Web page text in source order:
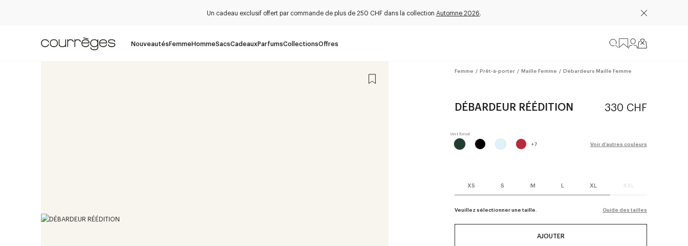
Un cadeau exclusif offert par commande de plus de 250 CHF dans la collection Automne 2026.
NouveautésFemmeHommeSacsCadeauxParfumsCollectionsOffres
Femme / Prêt-à-porter / Maille Femme / Débardeurs Maille Femme
DÉBARDEUR RÉÉDITION 330 CHF
+7 Voir d’autres couleurs
XS S M L XL XXL
Veuillez sélectionner une taille. Guide des tailles
AJOUTER